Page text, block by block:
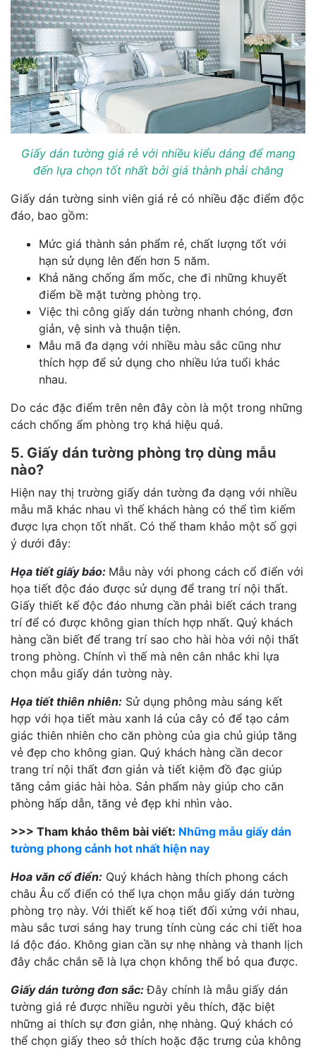
Giấy dán tường giá rẻ với nhiều kiểu dáng để mang
đến lựa chọn tốt nhất bởi giá thành phải chăng
Giấy dán tường sinh viên giá rẻ có nhiều đặc điểm độc
đáo, bao gồm:
Mức giá thành sản phẩm rẻ, chất lượng tốt với
hạn sử dụng lên đến hơn 5 năm.
Khả năng chống ẩm mốc, che đi những khuyết
điểm bề mặt tường phòng trọ.
Việc thi công giấy dán tường nhanh chóng, đơn
giản, vệ sinh và thuận tiện.
Mẫu mã đa dạng với nhiều màu sắc cũng như
thích hợp để sử dụng cho nhiều lứa tuổi khác
nhau.
Do các đặc điểm trên nên đây còn là một trong những
cách chống ẩm phòng trọ khá hiệu quả.
5. Giấy dán tường phòng trọ dùng mẫu
nào?
Hiện nay thị trường giấy dán tường đa dạng với nhiều
mẫu mã khác nhau vì thế khách hàng có thể tìm kiếm
được lựa chọn tốt nhất. Có thể tham khảo một số gợi
ý dưới đây:
Họa tiết giấy báo: Mẫu này với phong cách cổ điển với
họa tiết độc đáo được sử dụng để trang trí nội thất.
Giấy thiết kế độc đáo nhưng cần phải biết cách trang
trí để có được không gian thích hợp nhất. Quý khách
hàng cần biết để trang trí sao cho hài hòa với nội thất
trong phòng. Chính vì thế mà nên cân nhắc khi lựa
chọn mẫu giấy dán tường này.
Họa tiết thiên nhiên: Sử dụng phông màu sáng kết
hợp với họa tiết màu xanh lá của cây cỏ để tạo cảm
giác thiên nhiên cho căn phòng của gia chủ giúp tăng
vẻ đẹp cho không gian. Quý khách hàng cần decor
trang trí nội thất đơn giản và tiết kiệm đồ đạc giúp
tăng cảm giác hài hòa. Sản phẩm này giúp cho căn
phòng hấp dẫn, tăng vẻ đẹp khi nhìn vào.
>>> Tham khảo thêm bài viết: Những mẫu giấy dán
tường phong cảnh hot nhất hiện nay
Hoa văn cổ điển: Quý khách hàng thích phong cách
châu Âu cổ điển có thể lựa chọn mẫu giấy dán tường
phòng trọ này. Với thiết kế hoạ tiết đối xứng với nhau,
màu sắc tươi sáng hay trung tính cùng các chi tiết hoa
lá độc đáo. Không gian cần sự nhẹ nhàng và thanh lịch
đây chắc chắn sẽ là lựa chọn không thể bỏ qua được.
Giấy dán tường đơn sắc:Đây chính là mẫu giấy dán
tường giá rẻ được nhiều người yêu thích, đặc biệt
những ai thích sự đơn giản, nhẹ nhàng. Quý khách có
thể chọn giấy theo sở thích hoặc đặc trưng của không